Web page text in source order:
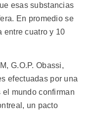
esas substancias
En promedio se
entre cuatro y 10
G.O.P. Obassi,
efectuadas por una
mundo confirman
un pacto